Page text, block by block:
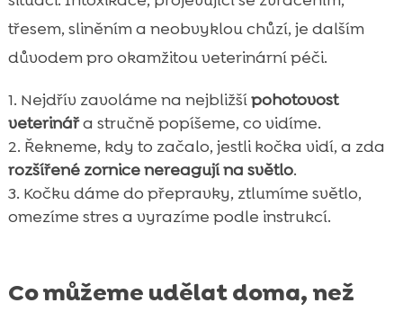
třesem, sliněním a neobvyklou chůzí, je dalším
důvodem pro okamžitou veterinární péči.
Nejdřív zavoláme na nejbližšípohotovost
veterinářa stručně popíšeme, co vidíme.
Řekneme, kdy to začalo, jestli kočka vidí, a zda
rozšířené zornice nereagují na světlo.
Kočku dáme do přepravky, ztlumíme světlo,
omezíme stres a vyrazíme podle instrukcí.
Co můžeme udělat doma, než